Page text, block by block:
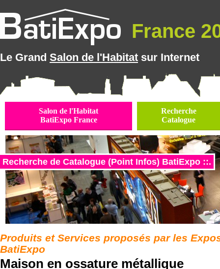
France
Le Grand Salon de l'Habitat sur Internet
Salon de l'Habitat
BatiExpo France
Recherche
Catalogue
Recherche de Catalogue (Point Infos) BatiExpo ::.
Produits et Services proposés par les
BatiExpo
Maison en ossature métallique